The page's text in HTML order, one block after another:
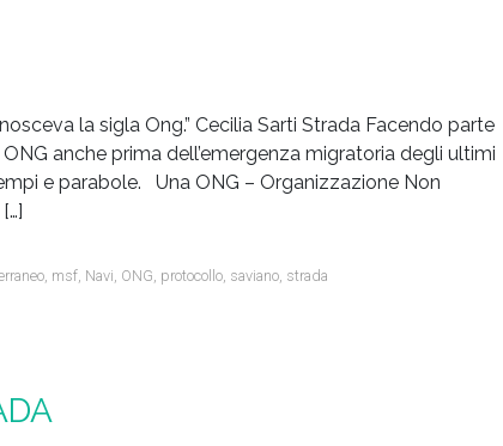
la sigla Ong.” Cecilia Sarti Strada Facendo parte
anche prima dell’emergenza migratoria degli ultimi
e parabole. Una ONG – Organizzazione Non
, msf, Navi, ONG, protocollo, saviano, strada